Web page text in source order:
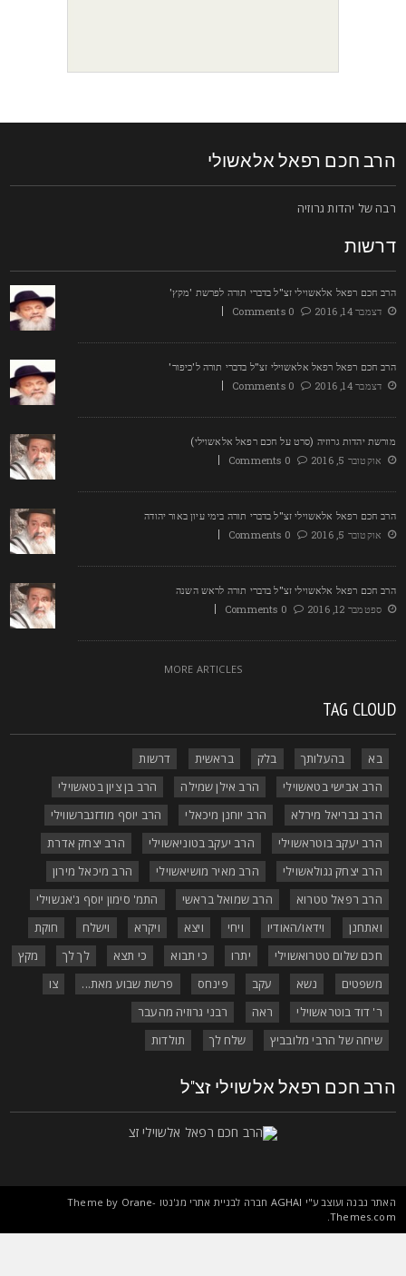
חכם רפאל אלאשולי
של יהדות גרוזיה
חכם רפאל אלאשוילי זצ"ל בדברי תורה לפרשת 'מקץ'
דצמבר 14, 2016
0 Comments
חכם רפאל רפאל אלאשוילי זצ"ל בדברי תורה ל'כיפור'
דצמבר 14, 2016
0 Comments
יהדות גרוזיה (סרט על חכם רפאל אלאשוילי)
אוקטובר 5, 2016
0 Comments
חכם רפאל אלאשוילי זצ"ל בדברי תורה בימי עיון באור יהודה
אוקטובר 5, 2016
0 Comments
חכם רפאל אלאשוילי זצ"ל בדברי תורה לראש השנה
ספטמבר 12, 2016
0 Comments
MORE ARTICLES
TAG
בא בהעלותך בלק בראשית
דרשות
הרב אבישי בטאשוילי
הרב אילן שמילה
הרב בן ציון בטאשוילי
הרב גבריאל מירלא
הרב יוחנן מיכאלי
הרב יוסף מודזגברשווילי
הרב יעקב בוטראשוילי
הרב יעקב בטוניאשוילי
הרב יצחק אדרת
הרב יצחק גגולאשוילי
הרב מאיר מושיאשוילי
הרב מיכאל מירון
הרב רפאל טטרוא
הרב שמואל בראשי
התמ' סימון יוסף ג'אנשוילי
ואתחנן
וידאו/האודיו ויחי ויצא ויקרא וישלח
חוקת
חכם שלום טטרואשוילי
יתרו כי תבוא כי תצא לך לך
מקץ
משפטים
נשא עקב פינחס פרשת שבוע מאת...
ר' דוד בוטראשוילי
ראה
רבני גרוזיה מהעבר
שיחה של הרבי מלובביץ
שלח לך תולדות
חכם רפאל אלשוילי זצ"ל
נבנה ועוצב ע"יAGHAIחברה לבניית אתרי מג'נטו Theme byOrane-
.